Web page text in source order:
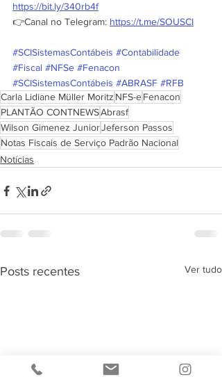
https://bit.ly/340rb4f
👉Canal no Telegram: https://t.me/SOUSCI
#SCISistemasContábeis #Contabilidade
#Fiscal #NFSe #Fenacon
#SCISistemasContábeis #ABRASF #RFB
Carla Lidiane Müller Moritz NFS-eFenacon
PLANTÃO CONTNEWSAbrasf
Wilson Gimenez JuniorJeferson Passos
Notas Fiscais de Serviço Padrão Nacional
Notícias
Posts recentes Ver tudo